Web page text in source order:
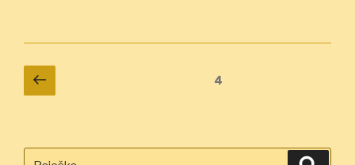
mielių”
Įrašų
puslapiavimas
Ankstesnis
puslapis
4